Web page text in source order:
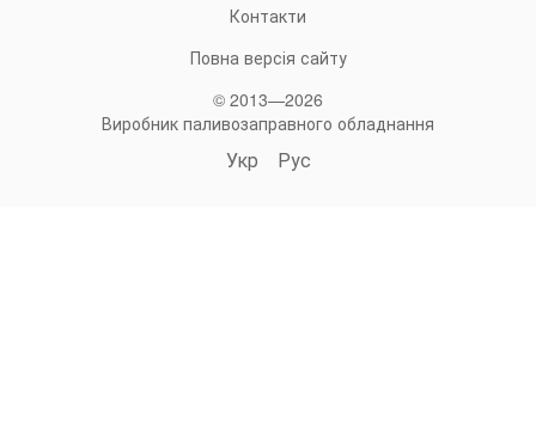
Контакти
Повна версія сайту
© 2013—2026
Виробник паливозаправного обладнання
Укр Рус